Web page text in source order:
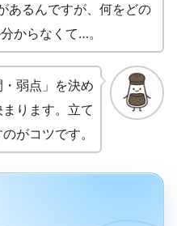
あるんですが、何をどの
からなくて…。
弱点」を決め
ります。立て
がコツです。